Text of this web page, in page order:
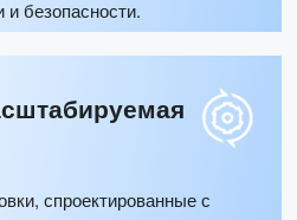
безопасности.
спроектированные с